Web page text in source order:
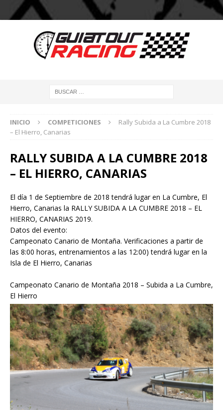
INICIO COMPETICIONES
Rally Subida a La Cumbre 2018
– El Hierro, Canarias
RALLY SUBIDA A LA CUMBRE 2018
– EL HIERRO, CANARIAS
El día 1 de Septiembre de 2018 tendrá lugar en La Cumbre, El
Hierro, Canarias la RALLY SUBIDA A LA CUMBRE 2018 – EL
HIERRO, CANARIAS 2019.
Datos del evento:
Campeonato Canario de Montaña. Verificaciones a partir de
las 8:00 horas, entrenamientos a las 12:00) tendrá lugar en la
Isla de El Hierro, Canarias
Campeonato Canario de Montaña 2018 – Subida a La Cumbre,
El Hierro